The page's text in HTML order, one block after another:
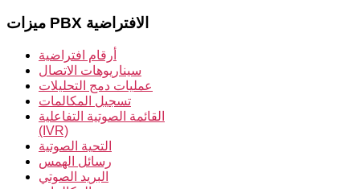
ميزات PBX الافتراضية
أرقام افتراضية
سيناريوهات الاتصال
عمليات دمج التحليلات
تسجيل المكالمات
القائمة الصوتية التفاعلية
(IVR)
التحية الصوتية
رسائل الهمس
البريد الصوتي